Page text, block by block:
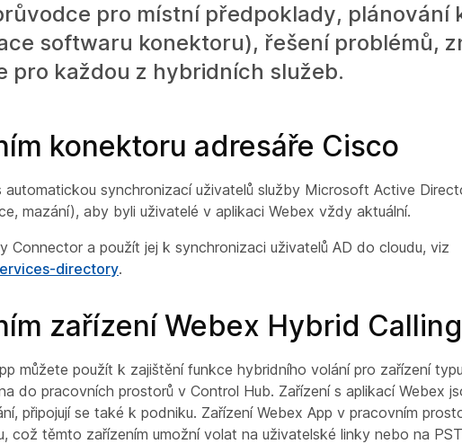
pro místní předpoklady, plánování
softwaru konektoru), řešení problémů,
pro každou z hybridních služeb.
konektoru adresáře Cisco
synchronizací uživatelů služby Microsoft Active
mazání), aby byli uživatelé v aplikaci Webex vždy aktuální.
Connector a použít jej k synchronizaci uživatelů AD do cloudu, viz
directory.
zařízení Webex Hybrid
můžete použít k zajištění funkce hybridního volání pro zařízení
do pracovních prostorů v Control Hub. Zařízení s aplikací Webex
připojují se také k podniku. Zařízení Webex App v pracovním
což těmto zařízením umožní volat na uživatelské linky nebo na